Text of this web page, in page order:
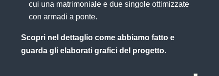
cui una matrimoniale e due singole ottimizzate
con armadi a ponte.
Scopri nel dettaglio come abbiamo fatto e
guarda gli elaborati grafici del progetto.